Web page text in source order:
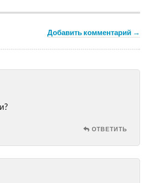
Добавить комментарий →
ОТВЕТИТЬ